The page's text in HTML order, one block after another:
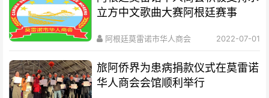
立方中文歌曲大赛阿根廷赛事
阿根廷莫雷诺市华人商会 2022-07-01
旅阿侨界为患病捐款仪式在莫雷诺
华人商会会馆顺利举行